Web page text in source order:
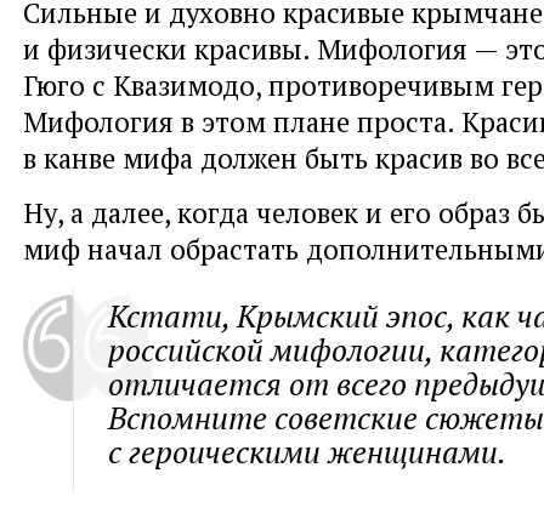
Сильные и духовно красивые
и физически красивы. Мифология —
Гюго с Квазимодо, противоречивым
Мифология в этом плане проста.
в канве мифа должен быть красив во
Ну, а далее, когда человек и его образ
миф начал обрастать
Кстати, Крымский эпос, как
российской мифологии,
отличается от всего
Вспомните советские сюжеты
с героическими женщинами.